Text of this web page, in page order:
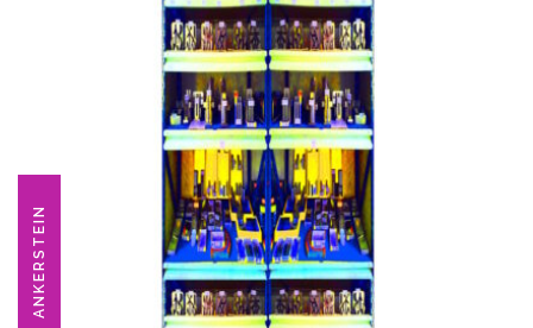
ANKERSTEIN